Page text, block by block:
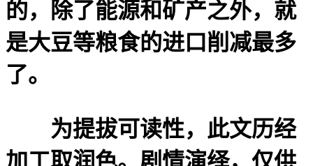
的，除了能源和矿产之外，就
是大豆等粮食的进口削减最多
了。
为提拔可读性，此文历经
加工取润色。剧情演绎，仅供